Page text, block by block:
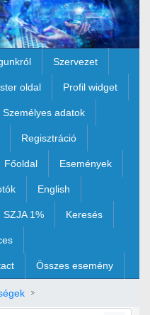
Szervezet
oldal Profil widget
Személyes adatok
Regisztráció
Főoldal Események
English
SZJA 1% Keresés
Összes esemény